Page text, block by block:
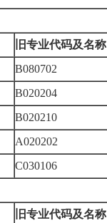
旧专业代码及名称
B080702
B020204
B020210
A020202
C030106
旧专业代码及名称